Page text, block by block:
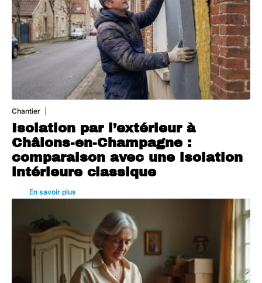
Chantier
Isolation par l’extérieur à
Châlons-en-Champagne :
comparaison avec une isolation
intérieure classique
En savoir plus